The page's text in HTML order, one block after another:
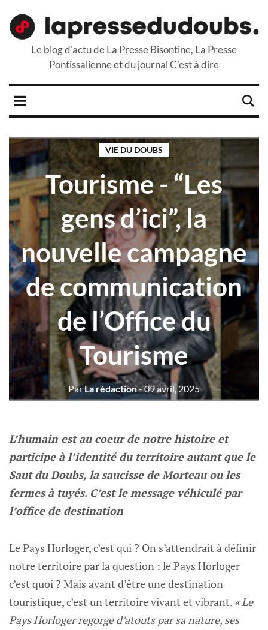
Le blog d'actu de La Presse Bisontine, La Presse
Pontissalienne et du journal C'est à dire
VIE DU DOUBS
Tourisme - “Les
gens d’ici”, la
nouvelle campagne
de communication
de l’Office du
Tourisme
ParLa rédaction- 09 avril, 2025
L’humain est au coeur de notre histoire et
participe à l’identité du territoire autant que le
Saut du Doubs, la saucisse de Morteau ou les
fermes à tuyés. C’est le message véhiculé par
l’office de destination
Le Pays Horloger, c’est qui ? On s’attendrait à définir
notre territoire par la question : le Pays Horloger
c’est quoi ? Mais avant d’être une destination
touristique, c’est un territoire vivant et vibrant. « Le
Pays Horloger regorge d’atouts par sa nature, ses